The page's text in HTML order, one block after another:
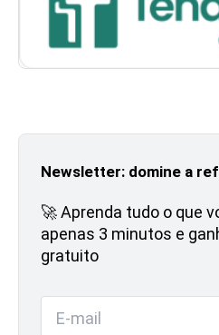
Newsletter: domine a
🚀 Aprenda tudo o que
apenas 3 minutos e
gratuito